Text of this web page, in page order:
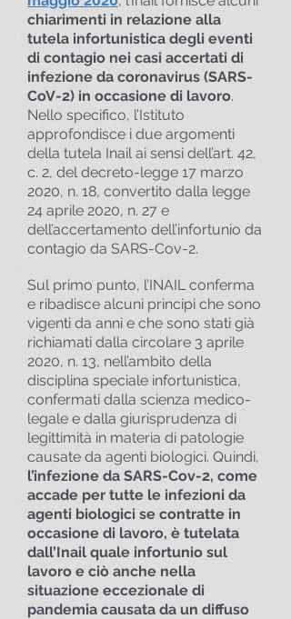
chiarimenti in relazione alla
tutela infortunistica degli eventi
di contagio nei casi accertati di
infezione da coronavirus (SARS-
CoV-2) in occasione di lavoro.
Nello specifico, l’Istituto
approfondisce i due argomenti
della tutela Inail ai sensi dell’art. 42,
c. 2, del decreto-legge 17 marzo
2020, n. 18, convertito dalla legge
24 aprile 2020, n. 27 e
dell’accertamento dell’infortunio da
contagio da SARS-Cov-2.
Sul primo punto, l’INAIL conferma
e ribadisce alcuni principi che sono
vigenti da anni e che sono stati già
richiamati dalla circolare 3 aprile
2020, n. 13, nell’ambito della
disciplina speciale infortunistica,
confermati dalla scienza medico-
legale e dalla giurisprudenza di
legittimità in materia di patologie
causate da agenti biologici. Quindi,
l’infezione da SARS-Cov-2, come
accade per tutte le infezioni da
agenti biologici se contratte in
occasione di lavoro, è tutelata
dall’Inail quale infortunio sul
lavoro e ciò anche nella
situazione eccezionale di
pandemia causata da un diffuso